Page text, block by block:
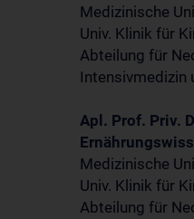
Medizinische
Univ. Klinik für
Abteilung für
Intensivmedizin
Apl. Prof. Priv.
Medizinische
Univ. Klinik für
Abteilung für